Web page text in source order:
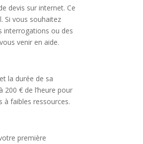
devis sur internet. Ce
Si vous souhaitez
interrogations ou des
venir en aide.
la durée de sa
€ de l’heure pour
à faibles ressources.
première